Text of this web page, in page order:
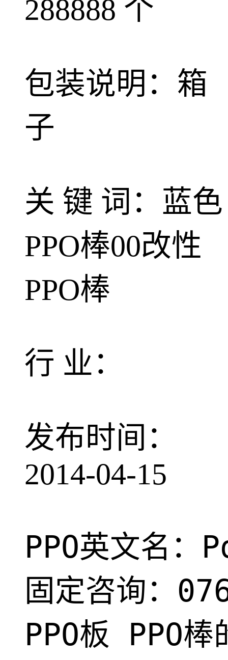
288888 个
包装说明：箱
子
关 键 词：蓝色
PPO棒00改性
PPO棒
行 业：
发布时间：
2014-04-15
PPO英文名：
固定咨询：
PPO板 PPO